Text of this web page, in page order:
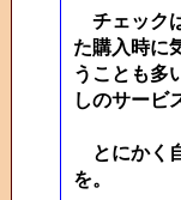
チェック
た購入時に
うことも多
しのサービ
とにかく
を。